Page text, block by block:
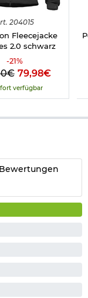
204015
Fleecejacke
2.0 schwarz
-21%
79,98€
verfügbar